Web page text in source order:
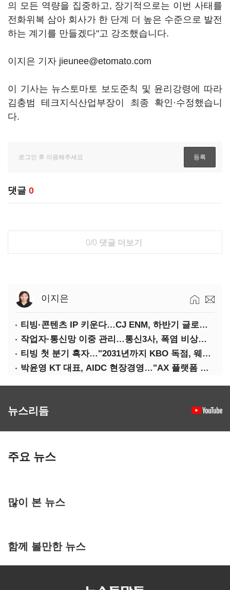
의 모든 역량을 집중하고, 장기적으로는 이번 사태를
전화위복 삼아 회사가 한 단계 더 높은 수준으로 발전
하는 계기를 만들겠다"고 강조했습니다.
이지은 기자 jieunee@etomato.com
이 기사는 뉴스토마토 보도준칙 및 윤리강령에 따라
김충범 테크지식산업부장이 최종 확인·수정했습니
다.
댓글 0
0/0 댓글 더보기
이지은
티빙·콘텐츠 IP 키운다…CJ ENM, 하반기 글로벌 확장 가속
작업자·통신망 이중 관리…통신3사, 폭염 비상대응 돌입
티빙 첫 분기 흑자…"2031년까지 KBO 독점, 웨이브 합병도 속도"
박윤영 KT 대표, AIDC 현장경영…"AX 플랫폼 핵심 인프라로 키운다"
뉴스리듬
주요 뉴스
많이 본 뉴스
함께 볼만한 뉴스